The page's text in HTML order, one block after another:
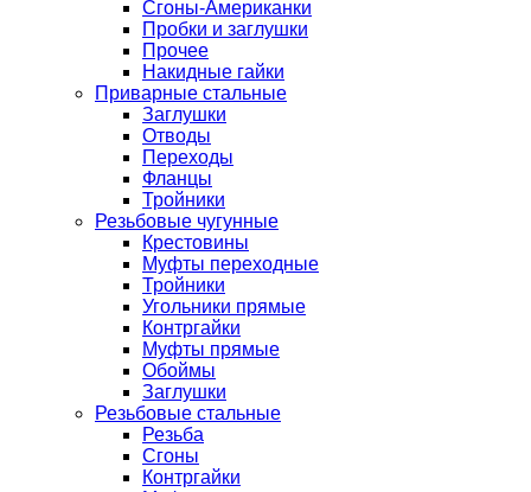
Сгоны-Американки
Пробки и заглушки
Прочее
Накидные гайки
Приварные стальные
Заглушки
Отводы
Переходы
Фланцы
Тройники
Резьбовые чугунные
Крестовины
Муфты переходные
Тройники
Угольники прямые
Контргайки
Муфты прямые
Обоймы
Заглушки
Резьбовые стальные
Резьба
Сгоны
Контргайки